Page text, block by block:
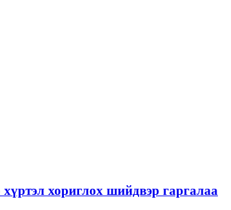
хориглох шийдвэр гаргалаа